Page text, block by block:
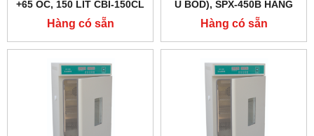
+65 OC, 150 LÍT CBI-150CL
HÃNG TAISITELAB
Hàng có sẵn
Ủ BOD), SPX-450B HÃNG
XINGCHEN SHKT
Hàng có sẵn